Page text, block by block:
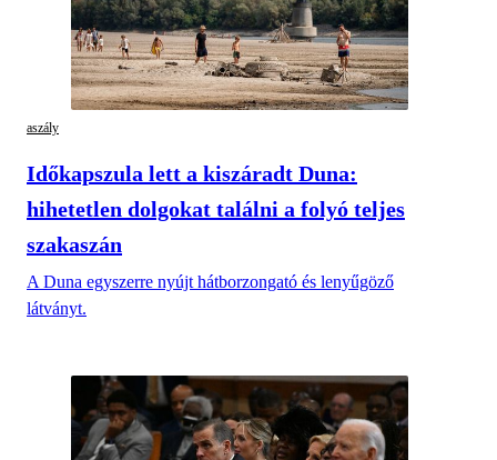
aszály
Időkapszula lett a kiszáradt Duna:
hihetetlen dolgokat találni a folyó teljes
szakaszán
A Duna egyszerre nyújt hátborzongató és lenyűgöző
látványt.